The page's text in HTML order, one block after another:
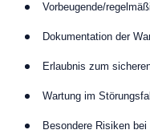
Vorbeugende/
Dokumentation der
Erlaubnis zum
Wartung im Störungsfall
Besondere Risiken